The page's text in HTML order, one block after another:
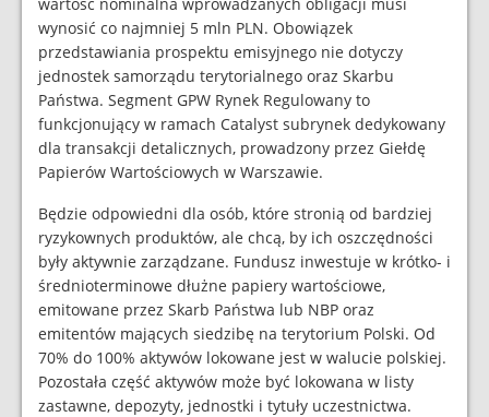
wynosić co najmniej 5 mln PLN. Obowiązek
przedstawiania prospektu emisyjnego nie dotyczy
jednostek samorządu terytorialnego oraz Skarbu
Państwa. Segment GPW Rynek Regulowany to
funkcjonujący w ramach Catalyst subrynek dedykowany
dla transakcji detalicznych, prowadzony przez Giełdę
Papierów Wartościowych w Warszawie.
Będzie odpowiedni dla osób, które stronią od bardziej
ryzykownych produktów, ale chcą, by ich oszczędności
były aktywnie zarządzane. Fundusz inwestuje w krótko- i
średnioterminowe dłużne papiery wartościowe,
emitowane przez Skarb Państwa lub NBP oraz
emitentów mających siedzibę na terytorium Polski. Od
70% do 100% aktywów lokowane jest w walucie polskiej.
Pozostała część aktywów może być lokowana w listy
zastawne, depozyty, jednostki i tytuły uczestnictwa.